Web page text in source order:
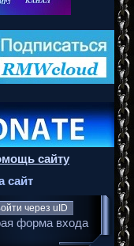
сайту
сайт
через uID
форма входа